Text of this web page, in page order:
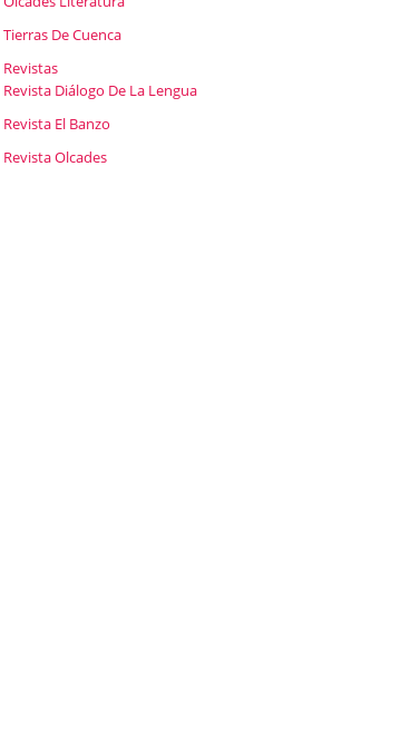
Tierras De Cuenca
Revistas
Revista Diálogo De La Lengua
Revista El Banzo
Revista Olcades